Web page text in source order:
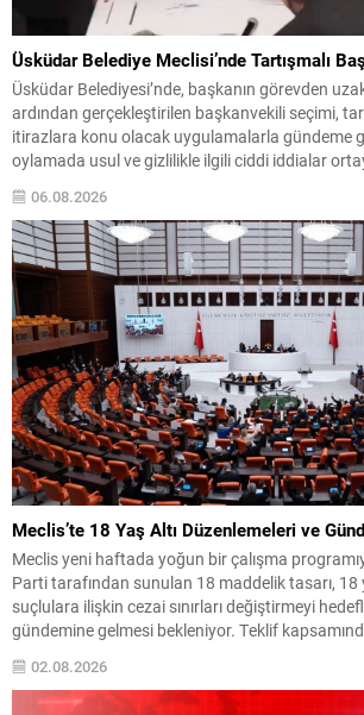
Üsküdar Belediye Meclisi’nde Tartışmalı
Üsküdar Belediyesi’nde, başkanın görevden
ardından gerçekleştirilen başkanvekili seçimi,
itirazlara konu olacak uygulamalarla gündeme
oylamada usul ve gizlilikle ilgili ciddi iddialar
tepkilere yol açtı. Seçim sürecinde yaşanan
arasındaki gerilimi artırdı. CHP’nin...
06.08.2026
Meclis’te 18 Yaş Altı Düzenlemeleri ve
Meclis yeni haftada yoğun bir çalışma
Parti tarafından sunulan 18 maddelik tasarı, 18
suçlulara ilişkin cezai sınırları değiştirmeyi
gündemine gelmesi bekleniyor. Teklif
uygulanacak yaptırımlarda bazı üst sınırlar
kullanılan tanımlarda da düzenlemeye gidilerek
değişiklik...
02.08.2026